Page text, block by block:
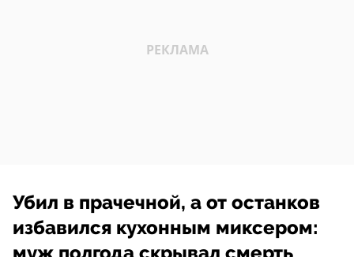
Убил в прачечной, а от останков
избавился кухонным миксером: